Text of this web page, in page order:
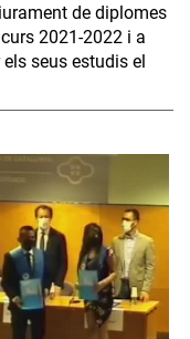
de diplomes
2021-2022 i a
seus estudis el